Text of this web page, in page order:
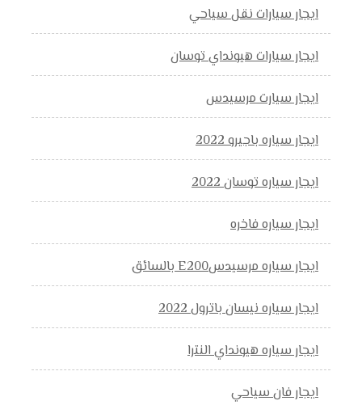
ايجار سيارات نقل سياحي
ايجار سيارات هيونداي توسان
ايجار سيارت مرسيدس
ايجار سياره باجيرو 2022
ايجار سياره توسان 2022
ايجار سياره فاخره
ايجار سياره مرسيدسE200 بالسائق
ايجار سياره نيسان باترول 2022
ايجار سياره هيونداي النترا
ايجار فان سياحي